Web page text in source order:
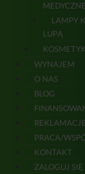
MEDYCZNE
LAMPY
LUPĄ
WYNAJEM
O NAS
BLOG
PRACA/
KONTAKT
ZALOGUJ SIĘ